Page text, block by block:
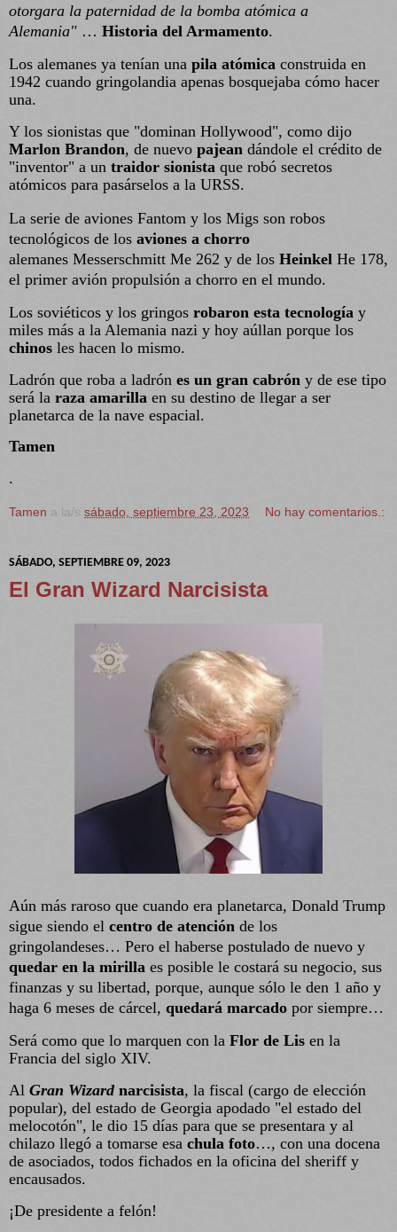
otorgara la paternidad de la bomba atómica a
Alemania" … Historia del Armamento.
Los alemanes ya tenían una pila atómica construida en
1942 cuando gringolandia apenas bosquejaba cómo hacer
una.
Y los sionistas que "dominan Hollywood", como dijo
Marlon Brandon, de nuevo pajean dándole el crédito de
"inventor" a un traidor sionista que robó secretos
atómicos para pasárselos a la URSS.
La serie de aviones Fantom y los Migs son robos
tecnológicos de los aviones a chorro
alemanes Messerschmitt Me 262 y de los Heinkel He 178,
el primer avión propulsión a chorro en el mundo.
Los soviéticos y los gringos robaron esta tecnología y
miles más a la Alemania nazi y hoy aúllan porque los
chinos les hacen lo mismo.
Ladrón que roba a ladrón es un gran cabrón y de ese tipo
será la raza amarilla en su destino de llegar a ser
planetarca de la nave espacial.
Tamen
.
Tamen a la/s sábado, septiembre 23, 2023 No hay comentarios.:
SÁBADO, SEPTIEMBRE 09, 2023
El Gran Wizard Narcisista
Aún más raroso que cuando era planetarca, Donald Trump
sigue siendo el centro de atención de los
gringolandeses… Pero el haberse postulado de nuevo y
quedar en la mirilla es posible le costará su negocio, sus
finanzas y su libertad, porque, aunque sólo le den 1 año y
haga 6 meses de cárcel, quedará marcado por siempre…
Será como que lo marquen con la Flor de Lis en la
Francia del siglo XIV.
Al Gran Wizardnarcisista, la fiscal (cargo de elección
popular), del estado de Georgia apodado "el estado del
melocotón", le dio 15 días para que se presentara y al
chilazo llegó a tomarse esa chula foto…, con una docena
de asociados, todos fichados en la oficina del sheriff y
encausados.
¡De presidente a felón!